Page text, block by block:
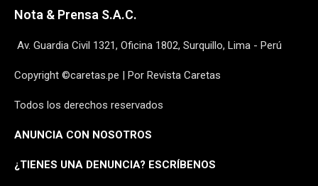
Nota & Prensa S.A.C.
Av. Guardia Civil 1321, Oficina 1802, Surquillo, Lima - Perú
Copyright ©caretas.pe | Por Revista Caretas
Todos los derechos reservados
ANUNCIA CON NOSOTROS
¿TIENES UNA DENUNCIA? ESCRÍBENOS